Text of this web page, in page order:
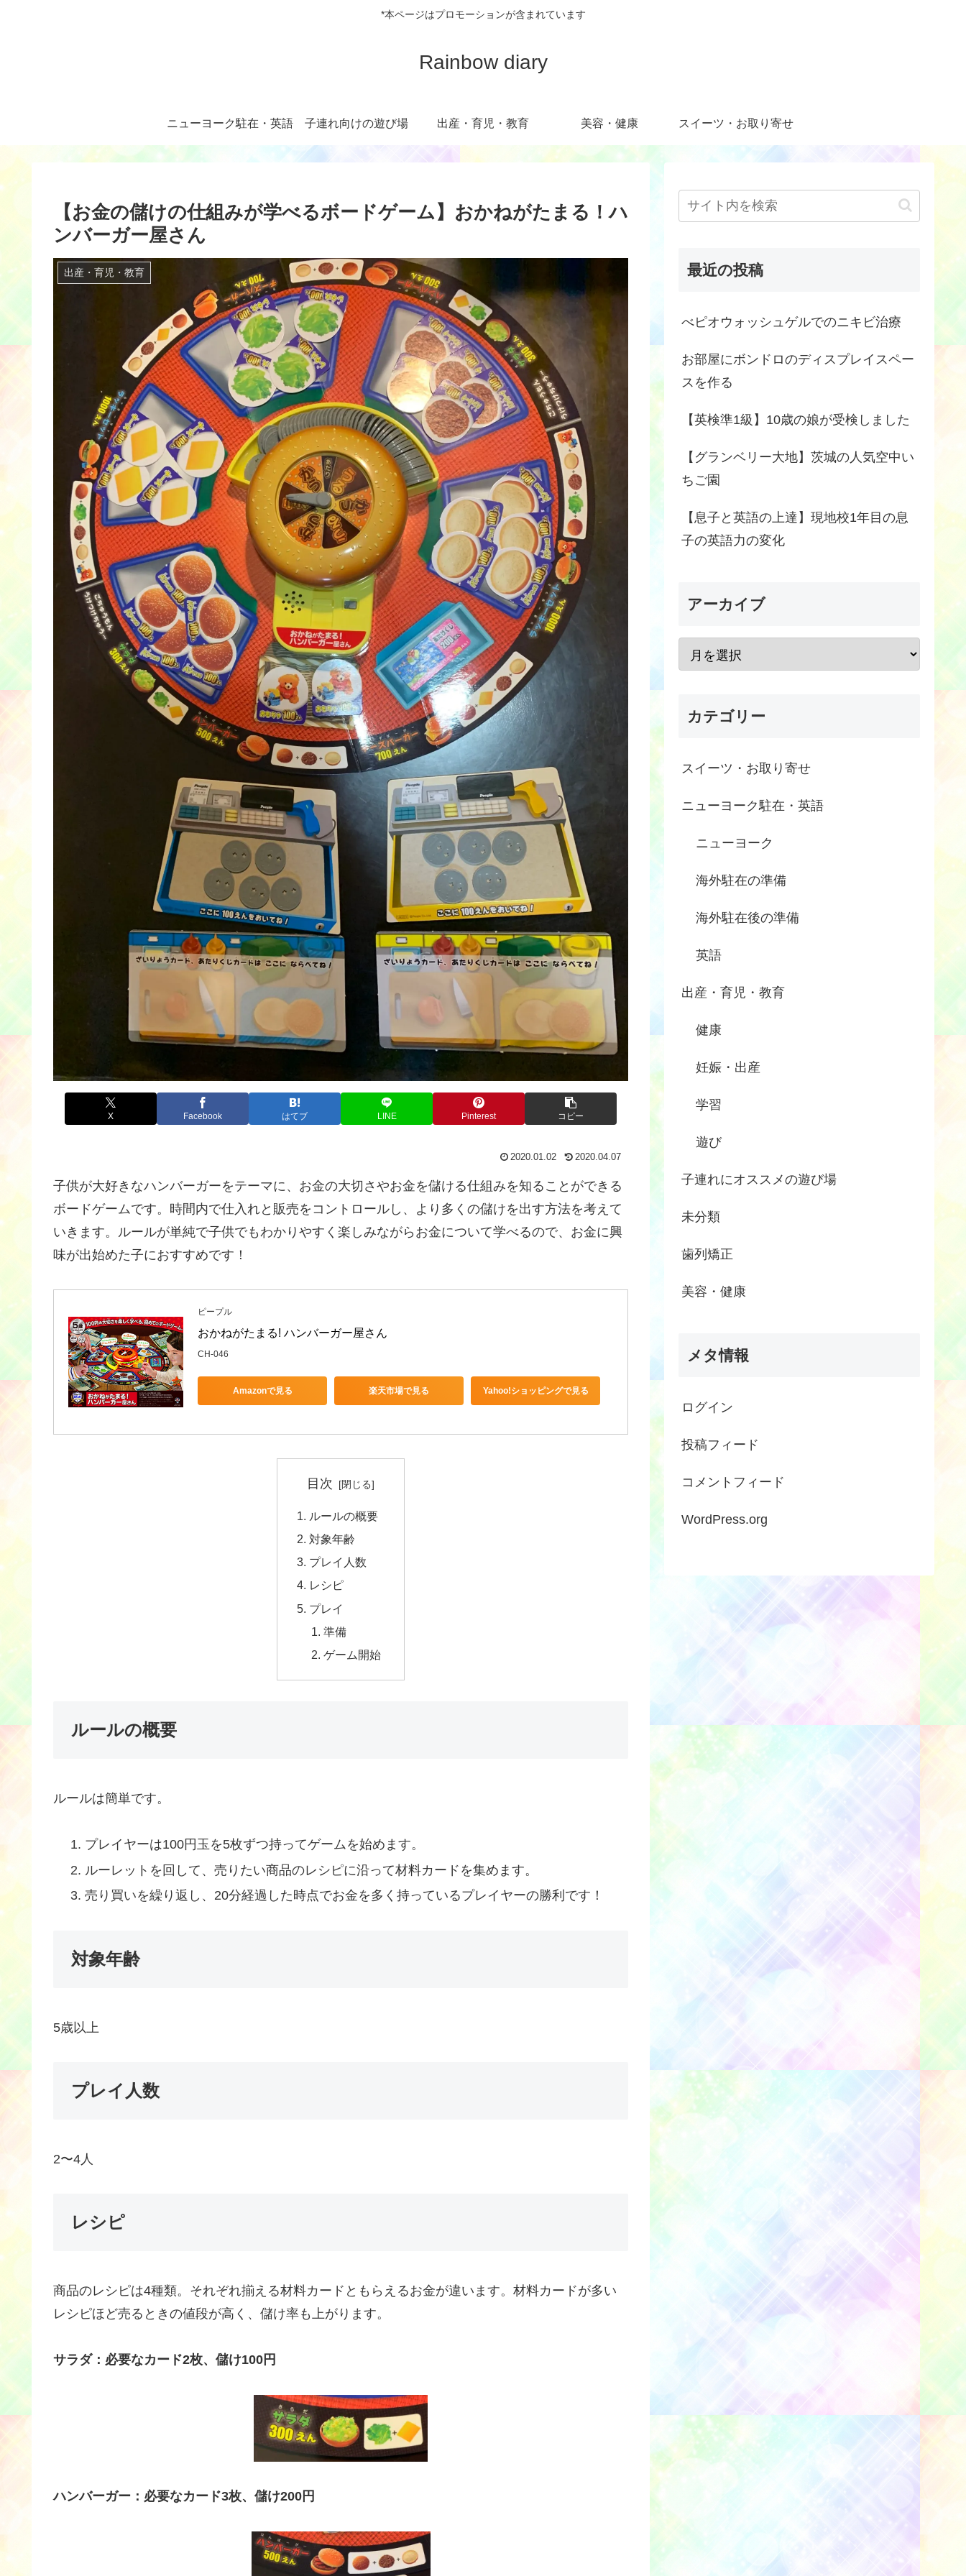
*本ページはプロモーションが含まれています
Rainbow diary
ニューヨーク駐在・英語 子連れ向けの遊び場 出産・育児・教育 美容・健康 スイーツ・お取り寄せ
【お金の儲けの仕組みが学べるボードゲーム】おかねがたまる！ハ
ンバーガー屋さん
出産・育児・教育
X Facebook はてブ LINE Pinterest コピー
2020.01.02 2020.04.07
子供が大好きなハンバーガーをテーマに、お金の大切さやお金を儲ける仕組みを知ることができる
ボードゲームです。時間内で仕入れと販売をコントロールし、より多くの儲けを出す方法を考えて
いきます。ルールが単純で子供でもわかりやすく楽しみながらお金について学べるので、お金に興
味が出始めた子におすすめです！
ピープル
おかねがたまる! ハンバーガー屋さん
CH-046
Amazonで見る 楽天市場で見る Yahoo!ショッピングで見る
目次
ルールの概要
対象年齢
プレイ人数
レシピ
プレイ
準備
ゲーム開始
ルールの概要
ルールは簡単です。
プレイヤーは100円玉を5枚ずつ持ってゲームを始めます。
ルーレットを回して、売りたい商品のレシピに沿って材料カードを集めます。
売り買いを繰り返し、20分経過した時点でお金を多く持っているプレイヤーの勝利です！
対象年齢
5歳以上
プレイ人数
2〜4人
レシピ
商品のレシピは4種類。それぞれ揃える材料カードともらえるお金が違います。材料カードが多い
レシピほど売るときの値段が高く、儲け率も上がります。
サラダ：必要なカード2枚、儲け100円
ハンバーガー：必要なカード3枚、儲け200円
最近の投稿
べピオウォッシュゲルでのニキビ治療
お部屋にボンドロのディスプレイスペー
スを作る
【英検準1級】10歳の娘が受検しました
【グランベリー大地】茨城の人気空中い
ちご園
【息子と英語の上達】現地校1年目の息
子の英語力の変化
アーカイブ
カテゴリー
スイーツ・お取り寄せ
ニューヨーク駐在・英語
ニューヨーク
海外駐在の準備
海外駐在後の準備
英語
出産・育児・教育
健康
妊娠・出産
学習
遊び
子連れにオススメの遊び場
未分類
歯列矯正
美容・健康
メタ情報
ログイン
投稿フィード
コメントフィード
WordPress.org